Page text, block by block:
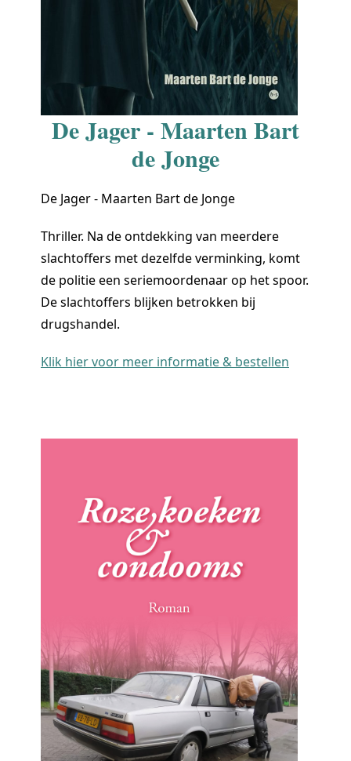
De Jager - Maarten Bart
de Jonge
De Jager - Maarten Bart de Jonge
Thriller. Na de ontdekking van meerdere
slachtoffers met dezelfde verminking, komt
de politie een seriemoordenaar op het spoor.
De slachtoffers blijken betrokken bij
drugshandel.
Klik hier voor meer informatie & bestellen